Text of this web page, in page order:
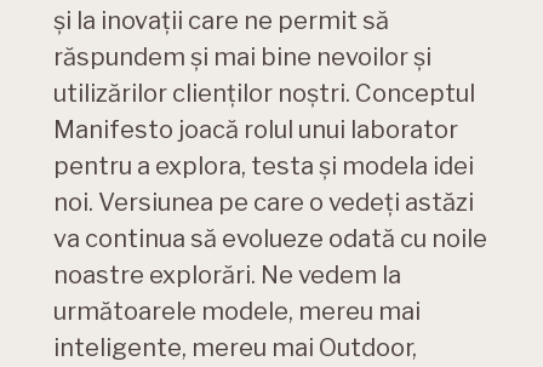
și la inovații care ne permit să
răspundem și mai bine nevoilor și
utilizărilor clienților noștri. Conceptul
Manifesto joacă rolul unui laborator
pentru a explora, testa și modela idei
noi. Versiunea pe care o vedeți astăzi
va continua să evolueze odată cu noile
noastre explorări. Ne vedem la
următoarele modele, mereu mai
inteligente, mereu mai Outdoor,